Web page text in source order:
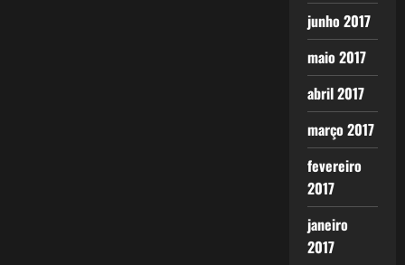
junho 2017
maio 2017
abril 2017
março 2017
fevereiro
2017
janeiro
2017